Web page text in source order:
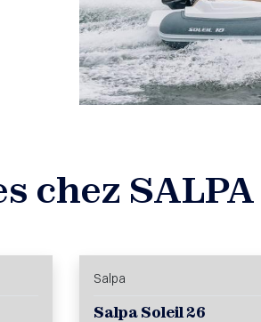
chez SALPA
Salpa
Salpa Soleil 26